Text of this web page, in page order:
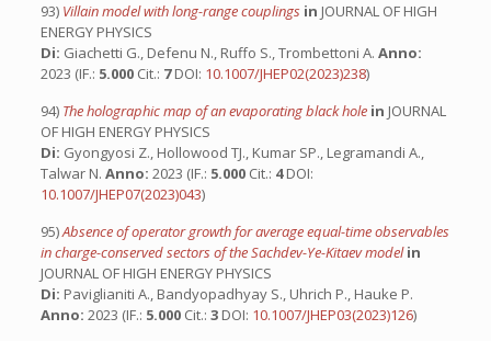
93) Villain model with long-range couplings in JOURNAL OF HIGH
ENERGY PHYSICS
Di: Giachetti G., Defenu N., Ruffo S., Trombettoni A. Anno:
2023 (IF.: 5.000 Cit.: 7DOI: 10.1007/JHEP02(2023)238)
94) The holographic map of an evaporating black hole in JOURNAL
OF HIGH ENERGY PHYSICS
Di: Gyongyosi Z., Hollowood TJ., Kumar SP., Legramandi A.,
Talwar N. Anno: 2023 (IF.: 5.000 Cit.: 4DOI:
10.1007/JHEP07(2023)043)
95)Absence of operator growth for average equal-time observables
in charge-conserved sectors of the Sachdev-Ye-Kitaev modelin
JOURNAL OF HIGH ENERGY PHYSICS
Di: Paviglianiti A., Bandyopadhyay S., Uhrich P., Hauke P.
Anno: 2023 (IF.: 5.000 Cit.: 3 DOI: 10.1007/JHEP03(2023)126)